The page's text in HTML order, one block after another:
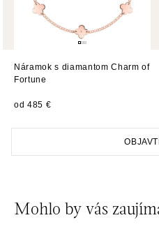
ALOve Westfield
Chlumecká 765/6, 198 19
zajtra otvorené od 09:00
ALOve Westfield,
tel.: +420730524389
zajtra otvorené od
Náramok s diamantom Charm of
Fortune
od 485 €
Mohlo by vás